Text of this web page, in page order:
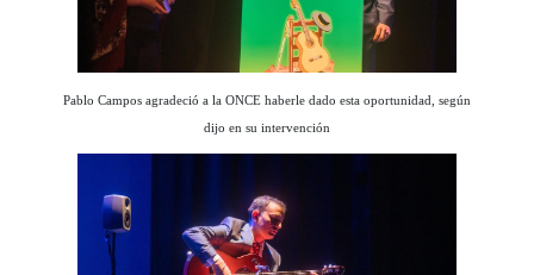
Pablo Campos agradeció a la ONCE haberle dado esta oportunidad, según
dijo en su intervención